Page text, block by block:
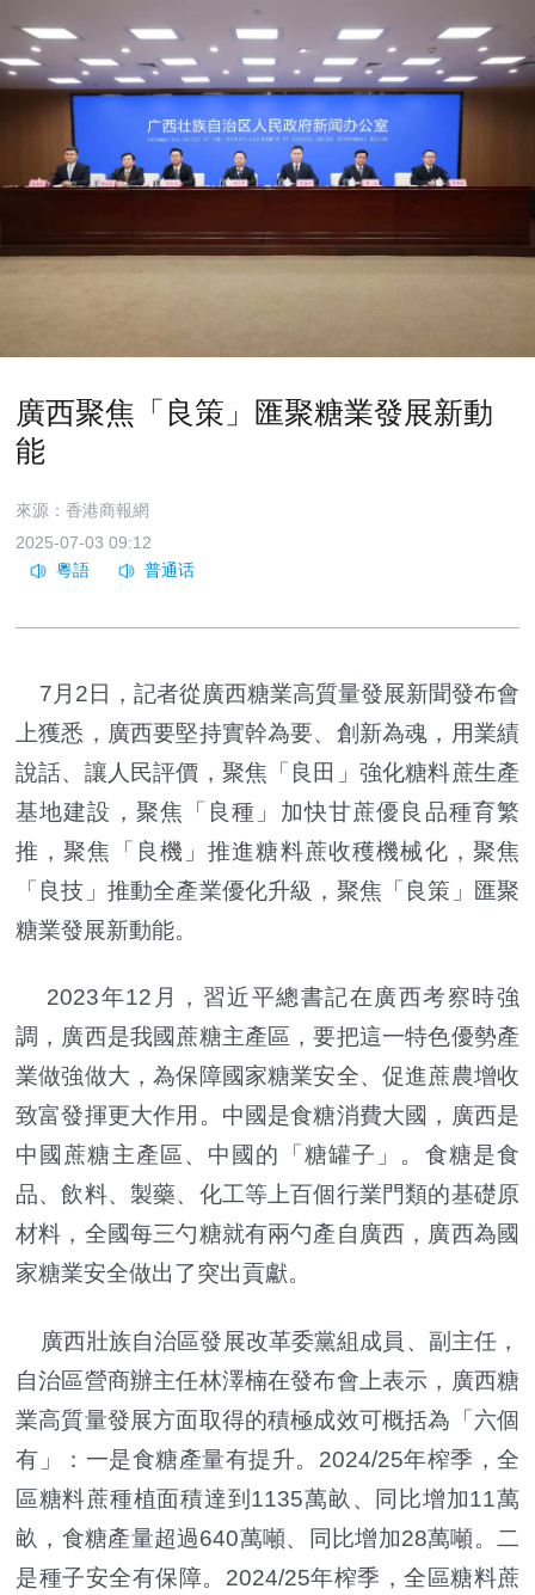
廣西聚焦「良策」匯聚糖業發展新動
能
來源：香港商報網
2025-07-03 09:12
7月2日，記者從廣西糖業高質量發展新聞發布會
上獲悉，廣西要堅持實幹為要、創新為魂，用業績
說話、讓人民評價，聚焦「良田」強化糖料蔗生產
基地建設，聚焦「良種」加快甘蔗優良品種育繁
推，聚焦「良機」推進糖料蔗收穫機械化，聚焦
「良技」推動全產業優化升級，聚焦「良策」匯聚
糖業發展新動能。
2023年12月，習近平總書記在廣西考察時強
調，廣西是我國蔗糖主產區，要把這一特色優勢產
業做強做大，為保障國家糖業安全、促進蔗農增收
致富發揮更大作用。中國是食糖消費大國，廣西是
中國蔗糖主產區、中國的「糖罐子」。食糖是食
品、飲料、製藥、化工等上百個行業門類的基礎原
材料，全國每三勺糖就有兩勺產自廣西，廣西為國
家糖業安全做出了突出貢獻。
廣西壯族自治區發展改革委黨組成員、副主任，
自治區營商辦主任林澤楠在發布會上表示，廣西糖
業高質量發展方面取得的積極成效可概括為「六個
有」：一是食糖產量有提升。2024/25年榨季，全
區糖料蔗種植面積達到1135萬畝、同比增加11萬
畝，食糖產量超過640萬噸、同比增加28萬噸。二
是種子安全有保障。2024/25年榨季，全區糖料蔗